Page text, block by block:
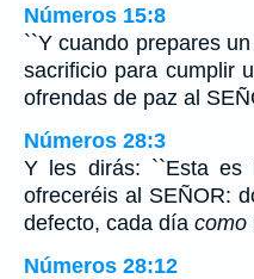
Números 15:8
``Y cuando prepares
sacrificio para cumplir
ofrendas de paz al
Números 28:3
Y les dirás: ``Esta es
ofreceréis al SEÑOR:
defecto, cada día como
Números 28:12